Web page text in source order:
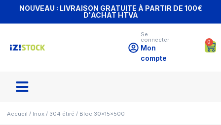
NOUVEAU : LIVRAISON GRATUITE À PARTIR DE 100€
D'ACHAT HTVA
Se
connecter
Mon
compte
0
Accueil / Inox / 304 étiré / Bloc 30x15x500